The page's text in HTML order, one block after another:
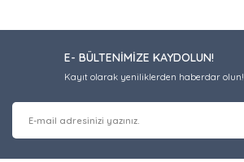
E- BÜLTENİMİZE KAYDOLUN!
Kayıt olarak yeniliklerden haberdar olun!